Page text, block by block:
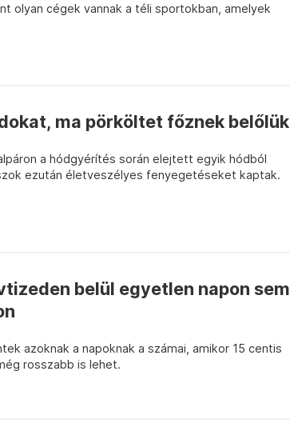
olyan cégek vannak a téli sportokban, amelyek
ma pörköltet főznek belőlük
a hódgyérítés során elejtett egyik hódból
ezután életveszélyes fenyegetéseket kaptak.
belül egyetlen napon sem
azoknak a napoknak a számai, amikor 15 centis
rosszabb is lehet.